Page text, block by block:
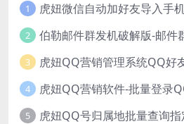
1
2
3 虎妞QQ营销管理系统QQ好
4
5